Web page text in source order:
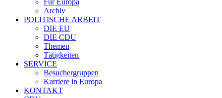
Für Europa
Archiv
POLITISCHE ARBEIT
DIE EU
DIE CDU
Themen
Tätigkeiten
SERVICE
Besuchergruppen
Karriere in Europa
KONTAKT